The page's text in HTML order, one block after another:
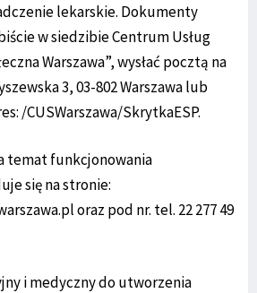
lekarskie. Dokumenty
w siedzibie Centrum Usług
Warszawa”, wysłać pocztą na
3, 03-802 Warszawa lub
/CUSWarszawa/SkrytkaESP.
temat funkcjonowania
się na stronie:
oraz pod nr. tel. 22 277 49
i medyczny do utworzenia